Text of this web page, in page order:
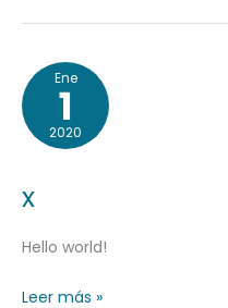
Ene
1
2020
x
Hello world!
Leer más »